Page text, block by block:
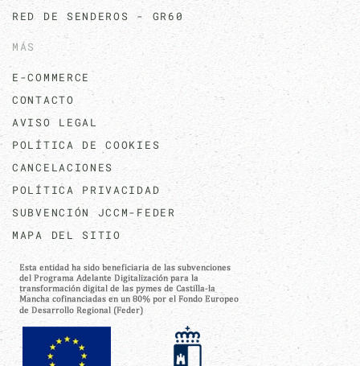
RED DE SENDEROS - GR60
MÁS
E-COMMERCE
CONTACTO
AVISO LEGAL
POLÍTICA DE COOKIES
CANCELACIONES
POLÍTICA PRIVACIDAD
SUBVENCIÓN JCCM-FEDER
MAPA DEL SITIO